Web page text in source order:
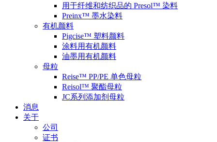
用于纤维和纺织品的 Presol™ 染料
Preinx™ 墨水染料
有机颜料
Pigcise™ 塑料颜料
涂料用有机颜料
油墨用有机颜料
母粒
Reise™ PP/PE 单色母粒
Reisol™ 聚酯母粒
JC系列添加剂母粒
消息
关于
公司
证书